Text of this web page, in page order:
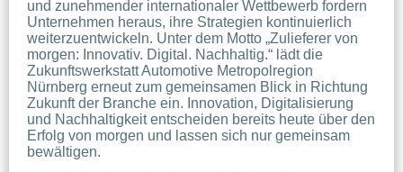
und zunehmender internationaler Wettbewerb fordern
Unternehmen heraus, ihre Strategien kontinuierlich
weiterzuentwickeln. Unter dem Motto „Zulieferer von
morgen: Innovativ. Digital. Nachhaltig.“ lädt die
Zukunftswerkstatt Automotive Metropolregion
Nürnberg erneut zum gemeinsamen Blick in Richtung
Zukunft der Branche ein. Innovation, Digitalisierung
und Nachhaltigkeit entscheiden bereits heute über den
Erfolg von morgen und lassen sich nur gemeinsam
bewältigen.